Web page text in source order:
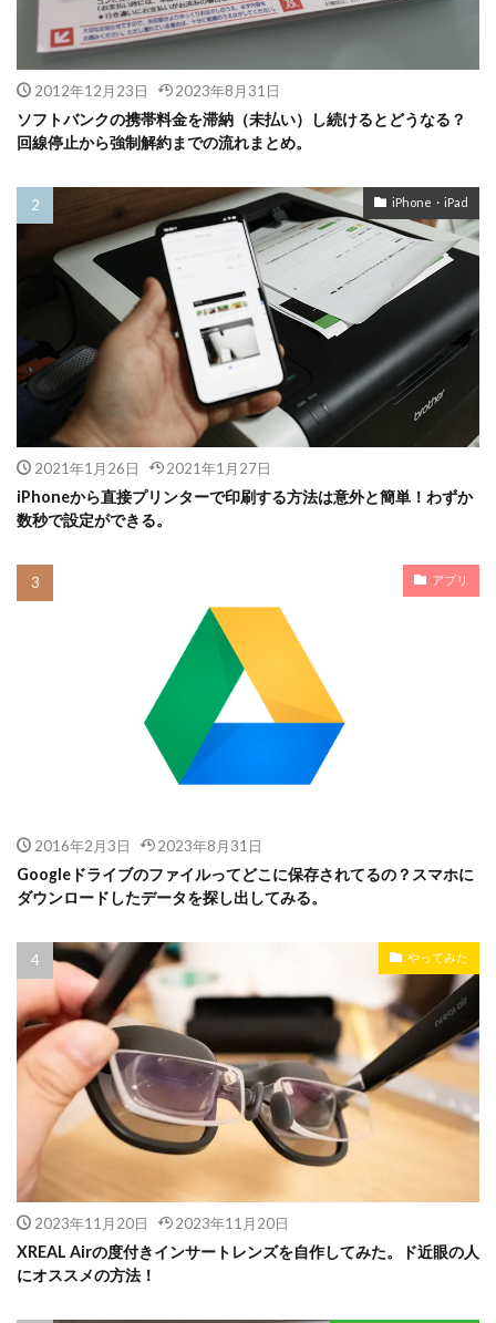
2012年12月23日 2023年8月31日
ソフトバンクの携帯料金を滞納（未払い）し続けるとどうなる？
回線停止から強制解約までの流れまとめ。
iPhone・iPad
2021年1月26日 2021年1月27日
iPhoneから直接プリンターで印刷する方法は意外と簡単！わずか
数秒で設定ができる。
アプリ
2016年2月3日 2023年8月31日
Googleドライブのファイルってどこに保存されてるの？スマホに
ダウンロードしたデータを探し出してみる。
やってみた
2023年11月20日 2023年11月20日
XREAL Airの度付きインサートレンズを自作してみた。ド近眼の人
にオススメの方法！